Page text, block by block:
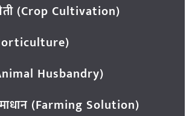
(Crop Cultivation)
Husbandry)
(Farming Solution)